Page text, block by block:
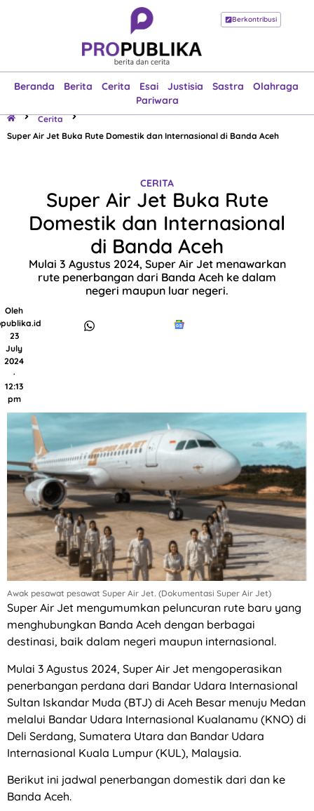
Berkontribusi
Beranda Berita Cerita Esai Justisia Sastra
Olahraga
Pariwara
Beranda
Esai
Justisia
Sastra
Olahraga
Pariwara
Cerita
Super Air Jet Buka Rute Domestik dan Internasional di Banda Aceh
CERITA
Super Air Jet Buka Rute
Domestik dan Internasional
di Banda Aceh
Mulai 3 Agustus 2024, Super Air Jet menawarkan
rute penerbangan dari Banda Aceh ke dalam
negeri maupun luar negeri.
Oleh
23
July
2024
·
12:13
pm
Awak pesawat pesawat Super Air Jet. (Dokumentasi Super Air Jet)
Super Air Jet mengumumkan peluncuran rute baru yang
menghubungkan Banda Aceh dengan berbagai
destinasi, baik dalam negeri maupun internasional.
Mulai 3 Agustus 2024, Super Air Jet mengoperasikan
penerbangan perdana dari Bandar Udara Internasional
Sultan Iskandar Muda (BTJ) di Aceh Besar menuju Medan
melalui Bandar Udara Internasional Kualanamu (KNO) di
Deli Serdang, Sumatera Utara dan Bandar Udara
Internasional Kuala Lumpur (KUL), Malaysia.
Berikut ini jadwal penerbangan domestik dari dan ke
Banda Aceh.